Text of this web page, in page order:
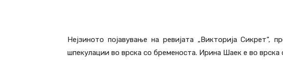
Нејзиното појавување на ревијата „Викторија Сикрет“,
шпекулации во врска со бременоста. Ирина Шаек е во врска